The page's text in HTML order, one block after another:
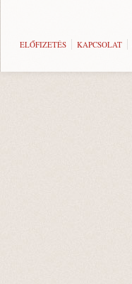
ELŐFIZETÉS KAPCSOLAT